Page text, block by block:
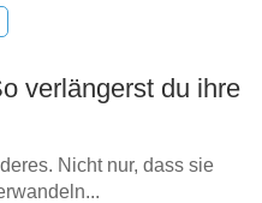
verlängerst du ihre
Nicht nur, dass sie